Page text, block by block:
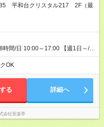
35 平和台クリスタル217 2F（最
時間/日 10:00～17:00 【週1日～/1
務ももちろん大歓迎！ 「子ど
チタイムだけ」 など、家庭の予
OK
る 詳細へ
会社安楽亭